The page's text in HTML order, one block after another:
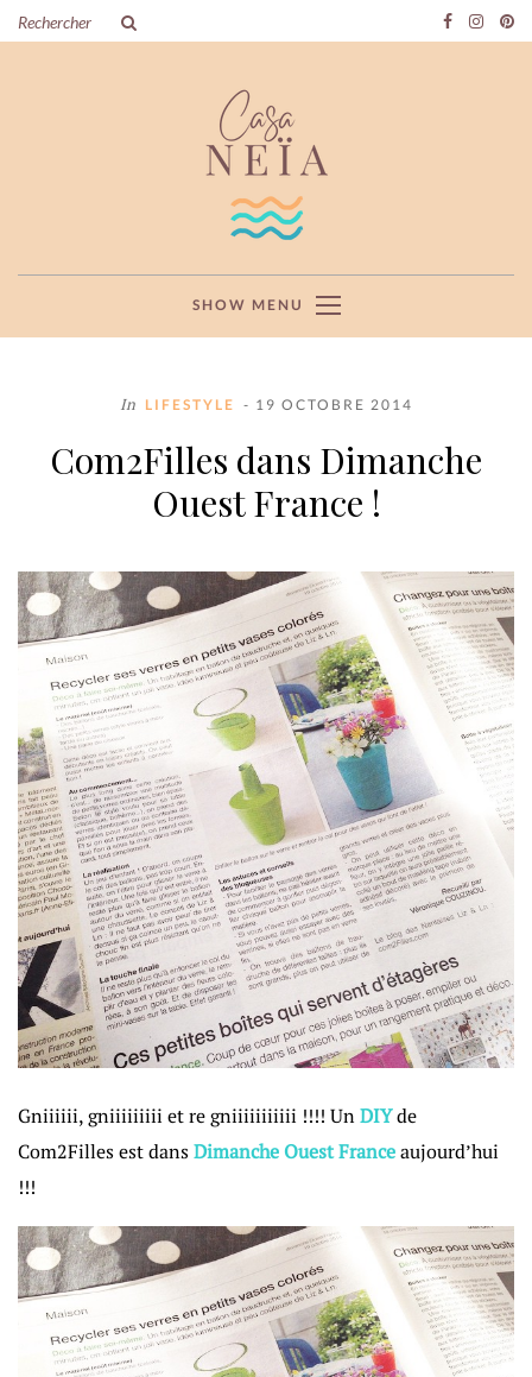
SHOW MENU
In LIFESTYLE - 19 OCTOBRE 2014
Com2Filles dans Dimanche
Ouest France !
Gniiiiii, gniiiiiiiii et re gniiiiiiiiiii !!!! UnDIYde
Com2Filles est dansDimanche Ouest Franceaujourd’hui
!!!